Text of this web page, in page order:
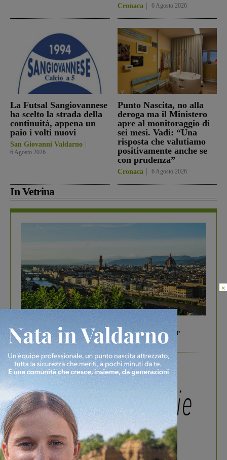
Cronaca 6 Agosto 2026
La Futsal Sangiovannese
ha scelto la strada della
continuità, appena un
paio i volti nuovi
San Giovanni Valdarno
6 Agosto 2026
Punto Nascita, no alla
deroga ma il Ministero
apre al monitoraggio di
sei mesi. Vadi: “Una
risposta che valutiamo
positivamente anche se
con prudenza”
Cronaca 6 Agosto 2026
In Vetrina
Gita di famiglia a Firenze: 5 idee per far
divertire i tuoi figli
In vetrina 3 Agosto 2026
×